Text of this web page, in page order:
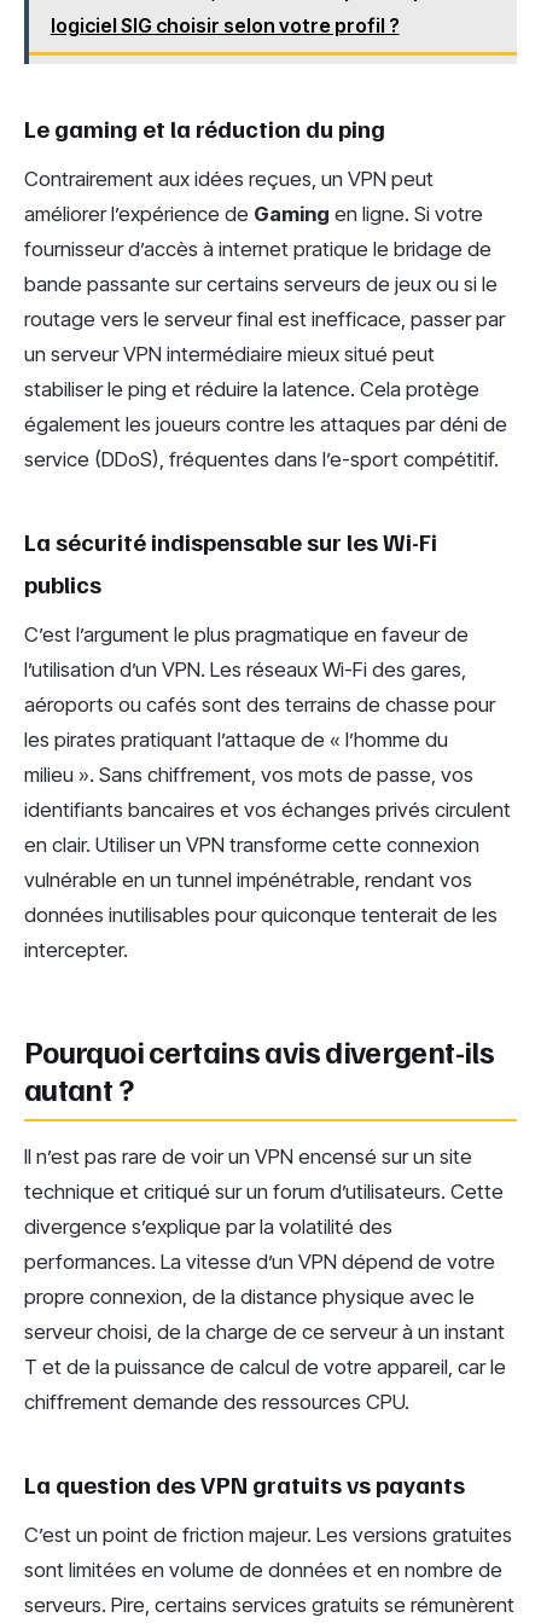
logiciel SIG choisir selon votre profil ?
Le gaming et la réduction du ping
Contrairement aux idées reçues, un VPN peut
améliorer l’expérience de Gaming en ligne. Si votre
fournisseur d’accès à internet pratique le bridage de
bande passante sur certains serveurs de jeux ou si le
routage vers le serveur final est inefficace, passer par
un serveur VPN intermédiaire mieux situé peut
stabiliser le ping et réduire la latence. Cela protège
également les joueurs contre les attaques par déni de
service (DDoS), fréquentes dans l’e-sport compétitif.
La sécurité indispensable sur les Wi-Fi
publics
C’est l’argument le plus pragmatique en faveur de
l’utilisation d’un VPN. Les réseaux Wi-Fi des gares,
aéroports ou cafés sont des terrains de chasse pour
les pirates pratiquant l’attaque de « l’homme du
milieu ». Sans chiffrement, vos mots de passe, vos
identifiants bancaires et vos échanges privés circulent
en clair. Utiliser un VPN transforme cette connexion
vulnérable en un tunnel impénétrable, rendant vos
données inutilisables pour quiconque tenterait de les
intercepter.
Pourquoi certains avis divergent-ils
autant ?
Il n’est pas rare de voir un VPN encensé sur un site
technique et critiqué sur un forum d’utilisateurs. Cette
divergence s’explique par la volatilité des
performances. La vitesse d’un VPN dépend de votre
propre connexion, de la distance physique avec le
serveur choisi, de la charge de ce serveur à un instant
T et de la puissance de calcul de votre appareil, car le
chiffrement demande des ressources CPU.
La question des VPN gratuits vs payants
C’est un point de friction majeur. Les versions gratuites
sont limitées en volume de données et en nombre de
serveurs. Pire, certains services gratuits se rémunèrent